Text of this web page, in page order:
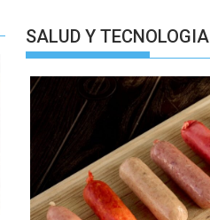
SALUD Y TECNOLOGIA